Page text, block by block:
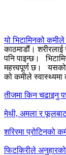
यो भिटामिनको
काठमाडौं। शरीरलाई
पनि पाइन्छ।
महत्त्वपूर्ण छ।
यसको
को कमीले
स्तर कम हुन सक्छ।
दुग्धजन्य पदार्थमा
तीजमा किन चढाइनु
मेथी, अमला र
शरिरमा प्रोटिनको
फिटकिरीले